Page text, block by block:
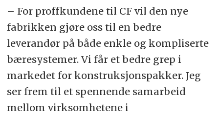
– For proffkundene til CF vil den nye
fabrikken gjøre oss til en bedre
leverandør på både enkle og kompliserte
bæresystemer. Vi får et bedre grep i
markedet for konstruksjonspakker. Jeg
ser frem til et spennende samarbeid
mellom virksomhetene i